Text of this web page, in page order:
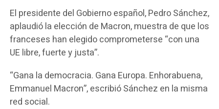
El presidente del Gobierno español, Pedro Sánchez,
aplaudió la elección de Macron, muestra de que los
franceses han elegido comprometerse “con una
UE libre, fuerte y justa”.
“Gana la democracia. Gana Europa. Enhorabuena,
Emmanuel Macron”, escribió Sánchez en la misma
red social.